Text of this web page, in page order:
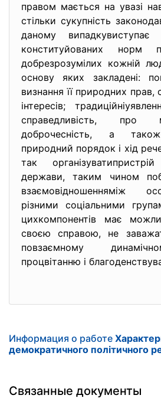
правом мається на увазі
стільки сукупність
даному
конституйованих
добрезрозумілих кожній
основу яких закладені:
визнання її природних прав,
інтересів;
справедливість, про
доброчесність, а
природний порядок і хід
так
держави, таким чином
взаємовідношенняміж
різними соціальними
цихкомпонентів має
своєю справою, не
повзаємному
процвітанню і
Информация о работе
демократичного політичного
Связанные документы